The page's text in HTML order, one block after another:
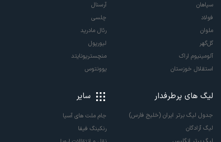
سپاهان
فولاد
ملوان
گل‌گهر
آلومینیوم اراک
استقلال خوزستان
آرسنال
چلسی
رئال مادرید
لیورپول
منچستریونایتد
یوونتوس
لیگ های پرطرفدار
جدول لیگ برتر ایران (خلیج فارس)
لیگ آزادگان
سایر
جام ملت های آسیا
رنکینگ فیفا